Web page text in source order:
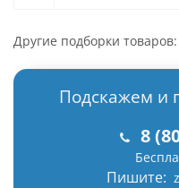
Другие подборки товаров:
Подскажем и
8
Пишите: